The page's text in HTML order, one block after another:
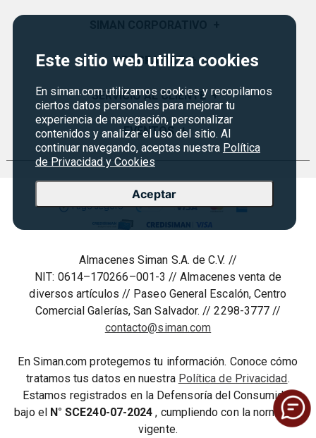
Este sitio web utiliza cookies
En siman.com utilizamos cookies y recopilamos
ciertos datos personales para mejorar tu
experiencia de navegación, personalizar
contenidos y analizar el uso del sitio. Al
continuar navegando, aceptas nuestra Política
de Privacidad y Cookies
Aceptar
Quiénes Somos
Historia
Sucursales
Servicios
PROGRAMAS +
Certificados de Regalo
Garantías
Siman PRO
Credisiman
Marketplace
Vende en Marketplace
SERVICIO AL CLIENTE +
Preguntas Frecuentes
Política de devoluciones y garantias
Seguridad del sitio
Política de Privacidad
Derecho de Retracto
Condiciones de uso
Términos y condiciones
EVENTOS +
Regreso a clases
Rebajas
Cyber Monday
Agosto es diversión
Almacenes Siman S.A. de C.V. //
NIT: 0614–170266–001-3 // Almacenes venta de
diversos artículos // Paseo General Escalón, Centro
Comercial Galerías, San Salvador. // 2298-3777 //
contacto@siman.com
En Siman.com protegemos tu información. Conoce cómo
tratamos tus datos en nuestra Política de Privacidad.
Estamos registrados en la Defensoría del Consumidor
bajo el N° SCE240-07-2024 , cumpliendo con la normativa
vigente.